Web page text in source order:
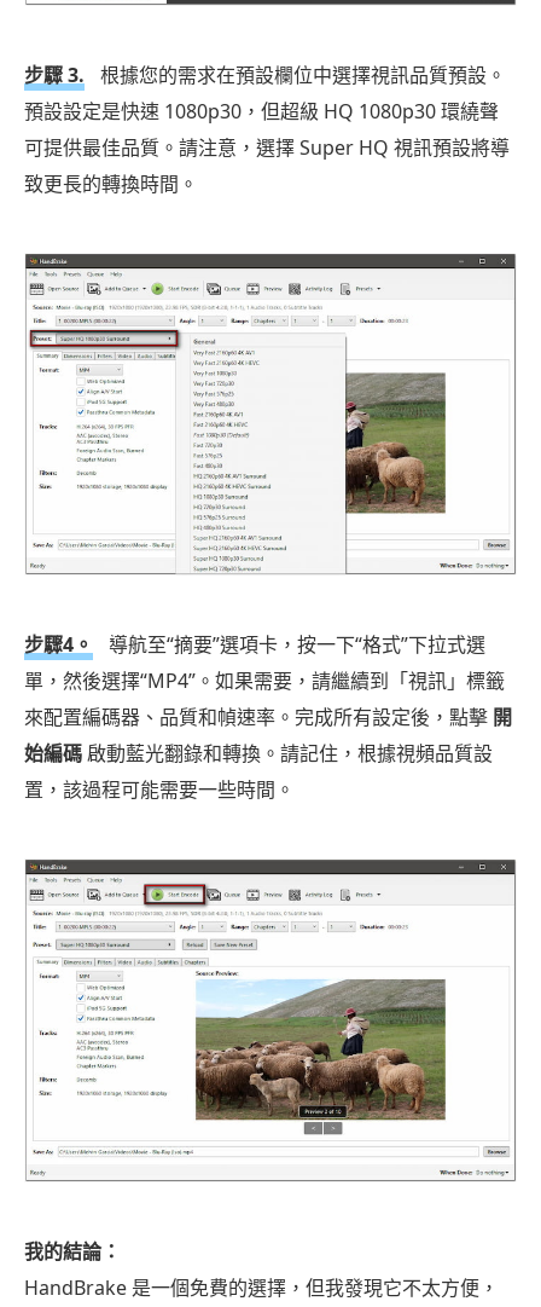
步驟 3.
根據您的需求在預設欄位中選擇視訊品質預設。
預設設定是快速 1080p30，但超級 HQ 1080p30 環繞聲
可提供最佳品質。請注意，選擇 Super HQ 視訊預設將導
致更長的轉換時間。
步驟4。
導航至“摘要”選項卡，按一下“格式”下拉式選
單，然後選擇“MP4”。如果需要，請繼續到「視訊」標籤
來配置編碼器、品質和幀速率。完成所有設定後，點擊 開
始編碼啟動藍光翻錄和轉換。請記住，根據視頻品質設
置，該過程可能需要一些時間。
我的結論：
HandBrake 是一個免費的選擇，但我發現它不太方便，